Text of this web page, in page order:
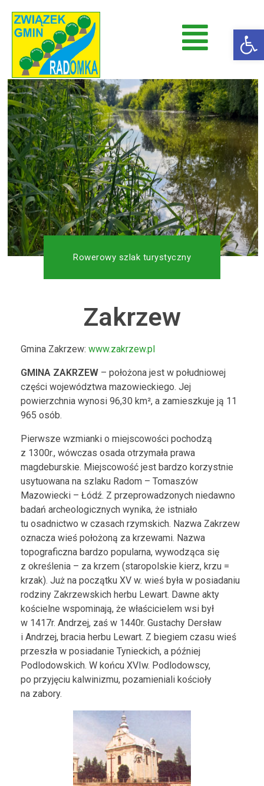
Radomka
Stowarzyszenie Radomka
Rowerowy szlak turystyczny
Zakrzew
Gmina Zakrzew: www.zakrzew.pl
GMINA ZAKRZEW – położona jest w południowej
części województwa mazowieckiego. Jej
powierzchnia wynosi 96,30 km², a zamieszkuje ją 11
965 osób.
Pierwsze wzmianki o miejscowości pochodzą
z 1300r., wówczas osada otrzymała prawa
magdeburskie. Miejscowość jest bardzo korzystnie
usytuowana na szlaku Radom – Tomaszów
Mazowiecki – Łódź. Z przeprowadzonych niedawno
badań archeologicznych wynika, że istniało
tu osadnictwo w czasach rzymskich. Nazwa Zakrzew
oznacza wieś położoną za krzewami. Nazwa
topograficzna bardzo popularna, wywodząca się
z określenia – za krzem (staropolskie kierz, krzu =
krzak). Już na początku XV w. wieś była w posiadaniu
rodziny Zakrzewskich herbu Lewart. Dawne akty
kościelne wspominają, że właścicielem wsi był
w 1417r. Andrzej, zaś w 1440r. Gustachy Dersław
i Andrzej, bracia herbu Lewart. Z biegiem czasu wieś
przeszła w posiadanie Tynieckich, a później
Podlodowskich. W końcu XVIw. Podlodowscy,
po przyjęciu kalwinizmu, pozamieniali kościoły
na zabory.